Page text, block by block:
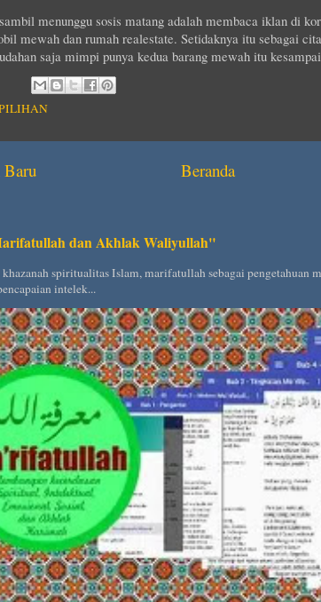
menunggu sosis matang adalah membaca iklan di
mewah dan rumah realestate. Setidaknya itu sebagai
saja mimpi punya kedua barang mewah itu
Beranda
dan Akhlak Waliyullah"
spiritualitas Islam, marifatullah sebagai pengetahuan
intelek...